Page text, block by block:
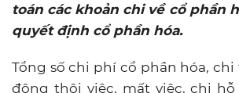
toán các khoản chi về cổ phần
quyết định cổ phần hóa.
Tổng số chi phí cổ phần hóa,
động thôi việc, mất việc, chi